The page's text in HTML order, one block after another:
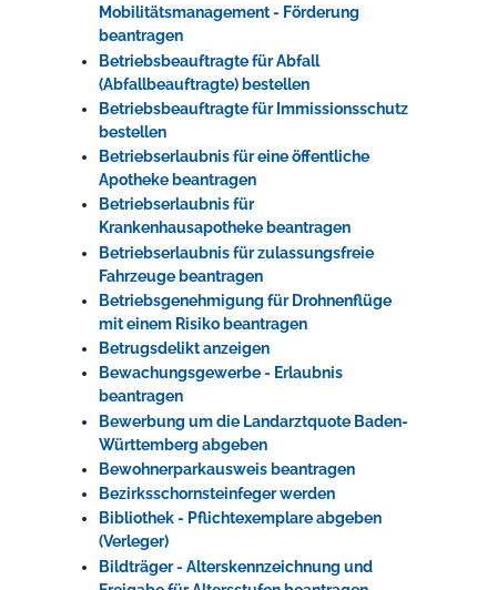
Mobilitätsmanagement - Förderung
beantragen
Betriebsbeauftragte für Abfall
(Abfallbeauftragte) bestellen
Betriebsbeauftragte für Immissionsschutz
bestellen
Betriebserlaubnis für eine öffentliche
Apotheke beantragen
Betriebserlaubnis für
Krankenhausapotheke beantragen
Betriebserlaubnis für zulassungsfreie
Fahrzeuge beantragen
Betriebsgenehmigung für Drohnenflüge
mit einem Risiko beantragen
Betrugsdelikt anzeigen
Bewachungsgewerbe - Erlaubnis
beantragen
Bewerbung um die Landarztquote Baden-
Württemberg abgeben
Bewohnerparkausweis beantragen
Bezirksschornsteinfeger werden
Bibliothek - Pflichtexemplare abgeben
(Verleger)
Bildträger - Alterskennzeichnung und